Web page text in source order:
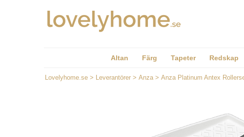
Altan Färg Tapeter Redskap
Lovelyhome.se > Leverantörer > Anza> Anza Platinum Antex